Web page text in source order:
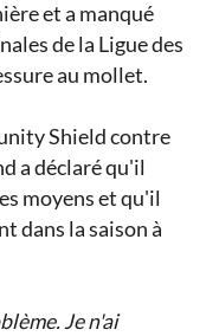
et a manqué
de la Ligue des
au mollet.
Shield contre
a déclaré qu'il
moyens et qu'il
dans la saison à
Je n'ai